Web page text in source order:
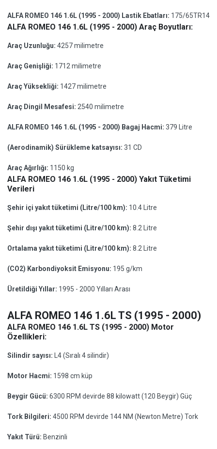
ALFA ROMEO 146 1.6L (1995 - 2000) Lastik Ebatları: 175/65TR14
ALFA ROMEO 146 1.6L (1995 - 2000) Araç Boyutları:
Araç Uzunluğu: 4257 milimetre
Araç Genişliği: 1712 milimetre
Araç Yüksekliği: 1427 milimetre
Araç Dingil Mesafesi: 2540 milimetre
ALFA ROMEO 146 1.6L (1995 - 2000) Bagaj Hacmi: 379 Litre
(Aerodinamik) Sürükleme katsayısı: 31 CD
Araç Ağırlığı: 1150 kg
ALFA ROMEO 146 1.6L (1995 - 2000) Yakıt Tüketimi
Verileri
Şehir içi yakıt tüketimi (Litre/100 km): 10.4 Litre
Şehir dışı yakıt tüketimi (Litre/100 km): 8.2 Litre
Ortalama yakıt tüketimi (Litre/100 km): 8.2 Litre
(CO2) Karbondiyoksit Emisyonu: 195 g/km
Üretildiği Yıllar: 1995 - 2000 Yılları Arası
ALFA ROMEO 146 1.6L TS (1995 - 2000)
ALFA ROMEO 146 1.6L TS (1995 - 2000) Motor
Özellikleri:
Silindir sayısı: L4 (Sıralı 4 silindir)
Motor Hacmi: 1598 cm küp
Beygir Gücü: 6300 RPM devirde 88 kilowatt (120 Beygir) Güç
Tork Bilgileri: 4500 RPM devirde 144 NM (Newton Metre) Tork
Yakıt Türü: Benzinli